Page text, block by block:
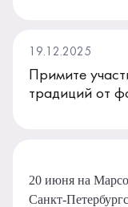
19.12.2025
Примите
традиций от
20 июня на
Санкт-